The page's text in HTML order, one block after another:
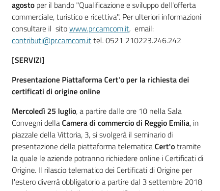
agosto per il bando "Qualificazione e sviluppo dell'offerta
commerciale, turistico e ricettiva". Per ulteriori informazioni
consultare il sitowww.pr.camcom.it, email:
contributi@pr.camcom.ittel. 0521 210223.246.242
[SERVIZI]
Presentazione Piattaforma Cert'o per la richiesta dei
certificati di origine online
Mercoledì 25 luglio, a partire dalle ore 10 nella Sala
Convegni dellaCamera di commercio di Reggio Emilia, in
piazzale della Vittoria, 3, si svolgerà il seminario di
presentazione della piattaforma telematicaCert'otramite
la quale le aziende potranno richiedere online i Certificati di
Origine. Il rilascio telematico dei Certificati di Origine per
l'estero diverrà obbligatorio a partire dal 3 settembre 2018